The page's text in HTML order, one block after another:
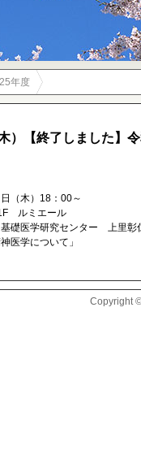
年度
ました】令和７年１１月_第
）【終了しました】
（木）18：00～
ルミエール
礎医学研究センター 上里
医学について」
Copyright